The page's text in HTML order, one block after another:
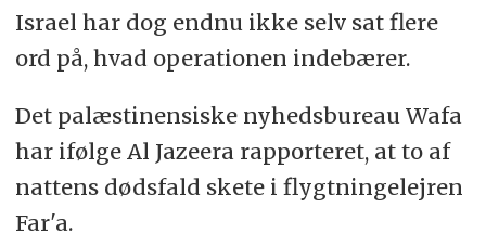
Israel har dog endnu ikke selv sat flere
ord på, hvad operationen indebærer.
Det palæstinensiske nyhedsbureau Wafa
har ifølge Al Jazeera rapporteret, at to af
nattens dødsfald skete i flygtningelejren
Far'a.